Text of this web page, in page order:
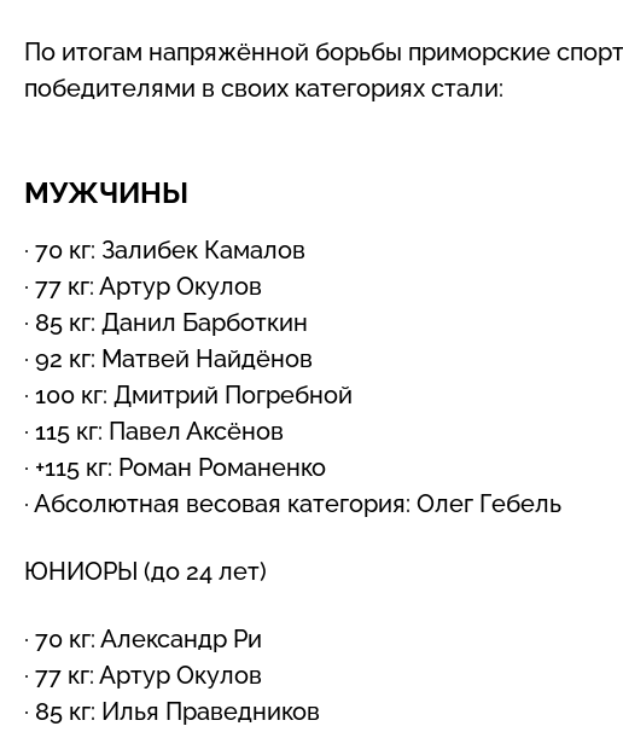
По итогам напряжённой борьбы приморские
победителями в своих категориях стали:
МУЖЧИНЫ
· 70 кг: Залибек Камалов
· 77 кг: Артур Окулов
· 85 кг: Данил Барботкин
· 92 кг: Матвей Найдёнов
· 100 кг: Дмитрий Погребной
· 115 кг: Павел Аксёнов
· +115 кг: Роман Романенко
· Абсолютная весовая категория: Олег Гебель
ЮНИОРЫ (до 24 лет)
· 70 кг: Александр Ри
· 77 кг: Артур Окулов
· 85 кг: Илья Праведников